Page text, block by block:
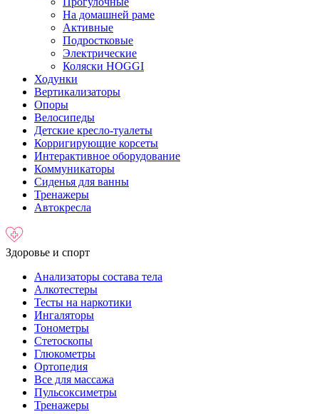
На домашней раме
Активные
Подростковые
Электрические
Коляски HOGGI
Ходунки
Вертикализаторы
Опоры
Велосипеды
Детские кресло-туалеты
Корригирующие корсеты
Интерактивное оборудование
Коммуникаторы
Сиденья для ванны
Тренажеры
Автокресла
Здоровье и спорт
Анализаторы состава тела
Алкотестеры
Тесты на наркотики
Ингаляторы
Тонометры
Стетоскопы
Глюкометры
Ортопедия
Все для массажа
Пульсоксиметры
Тренажеры